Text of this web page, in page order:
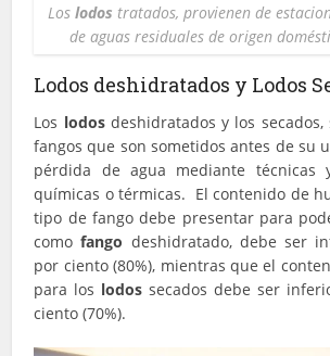
Los lodos tratados, provienen de
de aguas residuales de origen
Lodos deshidratados y Lodos
Los lodosdeshidratados y los secados,
fangos que son sometidos antes de su
pérdida de agua mediante técnicas
químicas o térmicas. El contenido de
tipo de fango debe presentar para
comofango deshidratado, debe ser
por ciento (80%), mientras que el
para los lodos secados debe ser
ciento (70%).